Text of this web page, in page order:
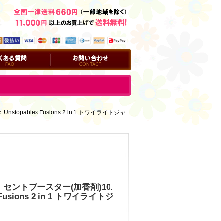
お問い合わせ
Unstopables Fusions 2 in 1 トワイライトジャ
セントブースター(加香剤)10.
2 in 1 トワイライトジ